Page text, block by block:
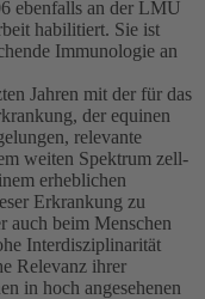
ebenfalls an der LMU
habilitiert. Sie ist
Immunologie an
Jahren mit der für das
der equinen
relevante
weiten Spektrum zell-
erheblichen
Erkrankung zu
auch beim Menschen
Interdisziplinarität
Relevanz ihrer
in hoch angesehenen